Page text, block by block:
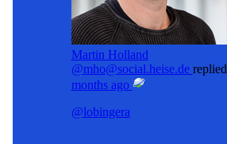
Martin Holland
@mho@social.heise.de replied
months ago
@lobingera